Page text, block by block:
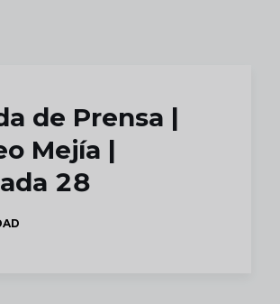
de Prensa |
Mejía |
28